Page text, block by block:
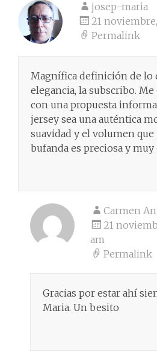
josep-maria
21
Permalink
Magnífica definición de lo
elegancia, la subscribo.
con una propuesta
jersey sea una auténtica
suavidad y el volumen que
bufanda es preciosa y
Carmen
21
am
Permalink
Gracias por estar ahí
Maria. Un besito